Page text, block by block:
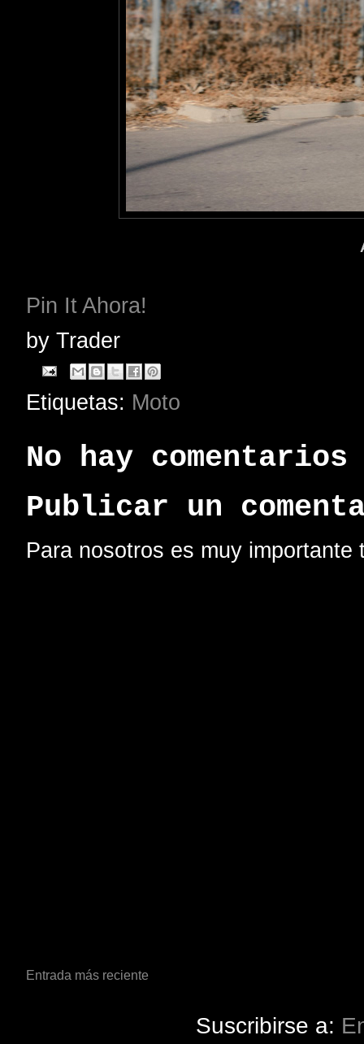
Pin It Ahora!
by Trader
Etiquetas: Moto
No hay
Publicar un
Para nosotros es muy
Entrada más reciente
Suscribirse a: